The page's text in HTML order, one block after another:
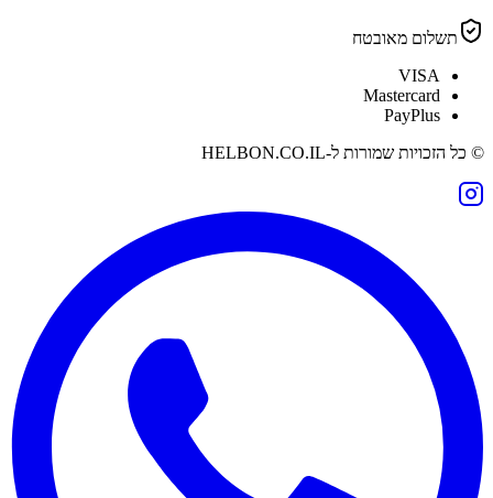
תשלום מאובטח
VISA
Mastercard
PayPlus
© כל הזכויות שמורות ל-HELBON.CO.IL